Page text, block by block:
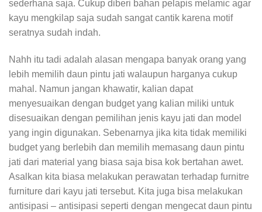
sederhana saja. Cukup diberi bahan pelapis melamic agar
kayu mengkilap saja sudah sangat cantik karena motif
seratnya sudah indah.
Nahh itu tadi adalah alasan mengapa banyak orang yang
lebih memilih daun pintu jati walaupun harganya cukup
mahal. Namun jangan khawatir, kalian dapat
menyesuaikan dengan budget yang kalian miliki untuk
disesuaikan dengan pemilihan jenis kayu jati dan model
yang ingin digunakan. Sebenarnya jika kita tidak memiliki
budget yang berlebih dan memilih memasang daun pintu
jati dari material yang biasa saja bisa kok bertahan awet.
Asalkan kita biasa melakukan perawatan terhadap furnitre
furniture dari kayu jati tersebut. Kita juga bisa melakukan
antisipasi – antisipasi seperti dengan mengecat daun pintu